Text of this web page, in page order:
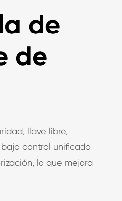
de
de
llave libre,
control unificado
lo que mejora